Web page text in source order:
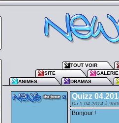
TOUT VOIR
SITE
GALERIE
ANIMES
DRAMAS
Quizz
Du 5.04.2014 à
Bonjour !